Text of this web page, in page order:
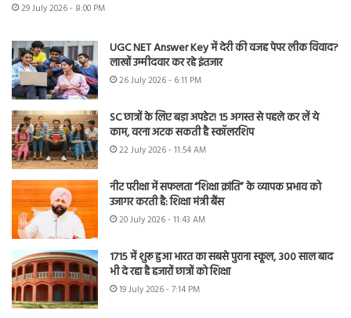
29 July 2026 - 8:00 PM
UGC NET Answer Key में देरी की वजह पेपर लीक विवाद?
लाखों उम्मीदवार कर रहे इंतजार
26 July 2026 - 6:11 PM
SC छात्रों के लिए बड़ा अपडेट! 15 अगस्त से पहले कर लें ये
काम, वरना अटक सकती है स्कॉलरशिप
22 July 2026 - 11:54 AM
नीट परीक्षा में सफलता “शिक्षा क्रांति” के व्यापक प्रभाव को
उजागर करती है: शिक्षा मंत्री बैंस
20 July 2026 - 11:43 AM
1715 में शुरू हुआ भारत का सबसे पुराना स्कूल, 300 साल बाद
भी दे रहा है हजारों छात्रों को शिक्षा
19 July 2026 - 7:14 PM